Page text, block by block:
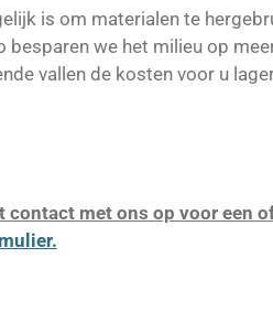
is om materialen te
besparen we het milieu op
vallen de kosten voor u
contact met ons op voor een